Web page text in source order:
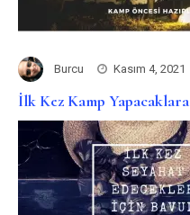
Burcu Kasım 4, 2021
İlk Kez Kamp